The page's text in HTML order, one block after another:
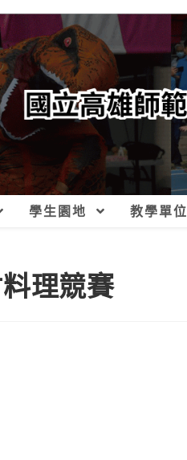
學生園地 教學單位
理競賽